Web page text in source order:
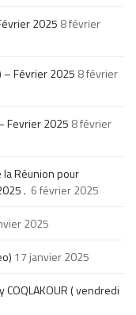
2025 8 février
– Février 2025 8 février
Fevrier 2025 8 février
la Réunion pour
. 6 février 2025
2025
17 janvier 2025
( vendredi